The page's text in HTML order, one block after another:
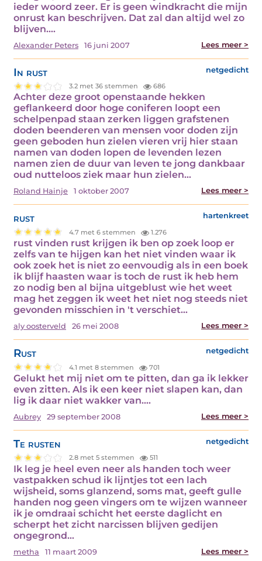
ieder woord zeer. Er is geen windkracht die mijn
onrust kan beschrijven. Dat zal dan altijd wel zo
blijven.…
Alexander Peters 16 juni 2007 Lees meer >
In rust netgedicht
3.2 met 36 stemmen 686
Achter deze groot openstaande hekken
geflankeerd door hoge coniferen loopt een
schelpenpad staan zerken liggen grafstenen
doden beenderen van mensen voor doden zijn
geen geboden hun zielen vieren vrij hier staan
namen van doden lopen de levenden lezen
namen zien de duur van leven te jong dankbaar
oud nutteloos ziek maar hun zielen…
Roland Hainje 1 oktober 2007 Lees meer >
rust hartenkreet
4.7 met 6 stemmen 1.276
rust vinden rust krijgen ik ben op zoek loop er
zelfs van te hijgen kan het niet vinden waar ik
ook zoek het is niet zo eenvoudig als in een boek
ik blijf haasten waar is toch de rust ik heb hem
zo nodig ben al bijna uitgeblust wie het weet
mag het zeggen ik weet het niet nog steeds niet
gevonden misschien in 't verschiet…
aly oosterveld 26 mei 2008 Lees meer >
Rust netgedicht
4.1 met 8 stemmen 701
Gelukt het mij niet om te pitten, dan ga ik lekker
even zitten. Als ik een keer niet slapen kan, dan
lig ik daar niet wakker van.…
Aubrey 29 september 2008 Lees meer >
Te rusten netgedicht
2.8 met 5 stemmen 511
Ik leg je heel even neer als handen toch weer
vastpakken schud ik lijntjes tot een lach
wijsheid, soms glanzend, soms mat, geeft gulle
handen nog geen vingers om te wijzen wanneer
ik je omdraai schicht het eerste daglicht en
scherpt het zicht narcissen blijven gedijen
ongegrond…
metha 11 maart 2009 Lees meer >